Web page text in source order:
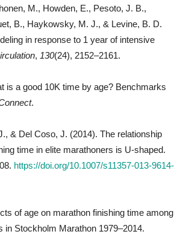
M., Howden, E., Pesoto, J. B.,
B., Haykowsky, M. J., & Levine, B. D.
in response to 1 year of intensive
, 130(24), 2152–2161.
is a good 10K time by age? Benchmarks
.
& Del Coso, J. (2014). The relationship
time in elite marathoners is U-shaped.
https://doi.org/10.1007/s11357-013-9614-
of age on marathon finishing time among
in Stockholm Marathon 1979–2014.